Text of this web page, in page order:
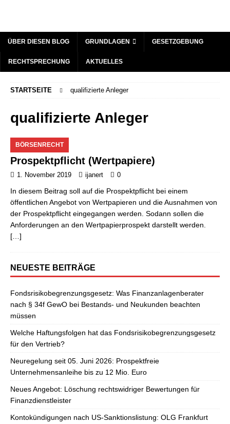
ÜBER DIESEN BLOG GRUNDLAGEN GESETZGEBUNG
RECHTSPRECHUNG AKTUELLES
STARTSEITE qualifizierte Anleger
qualifizierte Anleger
BÖRSENRECHT
Prospektpflicht (Wertpapiere)
1. November 2019 ijanert 0
In diesem Beitrag soll auf die Prospektpflicht bei einem
öffentlichen Angebot von Wertpapieren und die Ausnahmen von
der Prospektpflicht eingegangen werden. Sodann sollen die
Anforderungen an den Wertpapierprospekt darstellt werden.
[…]
NEUESTE BEITRÄGE
Fondsrisikobegrenzungsgesetz: Was Finanzanlagenberater
nach § 34f GewO bei Bestands- und Neukunden beachten
müssen
Welche Haftungsfolgen hat das Fondsrisikobegrenzungsgesetz
für den Vertrieb?
Neuregelung seit 05. Juni 2026: Prospektfreie
Unternehmensanleihe bis zu 12 Mio. Euro
Neues Angebot: Löschung rechtswidriger Bewertungen für
Finanzdienstleister
Kontokündigungen nach US-Sanktionslistung: OLG Frankfurt